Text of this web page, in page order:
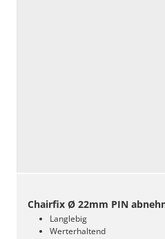
Chairfix Ø 22mm PIN
Langlebig
Werterhaltend